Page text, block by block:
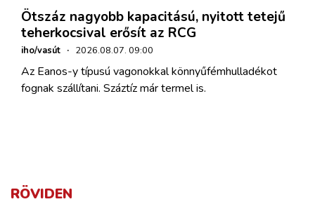
Ötszáz nagyobb kapacitású, nyitott tetejű
teherkocsival erősít az RCG
iho/vasút · 2026.08.07. 09:00
Az Eanos-y típusú vagonokkal könnyűfémhulladékot
fognak szállítani. Száztíz már termel is.
RÖVIDEN